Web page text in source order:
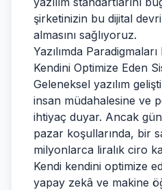
şirketinizin bu dijital
almasını sağlıyoruz.
Yazılımda
Kendini Optimize Eden
Geleneksel yazılım
insan müdahalesine ve
ihtiyaç duyar. Ancak
pazar koşullarında, bir
milyonlarca liralık ciro
Kendi kendini optimize
yapay zekâ ve makine